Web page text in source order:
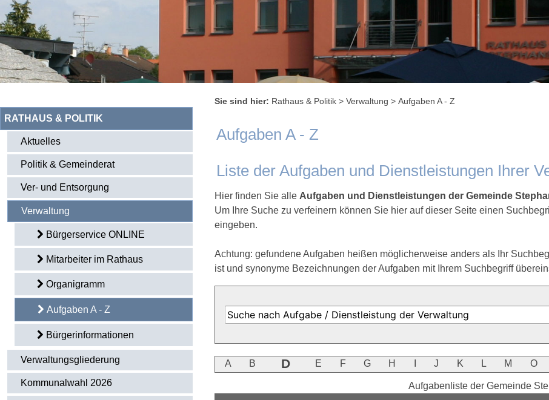
RATHAUS & POLITIK
Aktuelles
Politik & Gemeinderat
Ver- und Entsorgung
Verwaltung
Bürgerservice ONLINE
Mitarbeiter im Rathaus
Organigramm
Aufgaben A - Z
Bürgerinformationen
Verwaltungsgliederung
Kommunalwahl 2026
Sie sind hier: Rathaus & Politik > Verwaltung > Aufgaben A - Z
Aufgaben A - Z
Liste der Aufgaben und Dienstleistungen Ihrer
Hier finden Sie alle Aufgaben und Dienstleistungen der Gemeinde
Um Ihre Suche zu verfeinern können Sie hier auf dieser Seite einen
eingeben.
Achtung: gefundene Aufgaben heißen möglicherweise anders als Ihr
ist und synonyme Bezeichnungen der Aufgaben mit Ihrem Suchbegriff
A B D E F G H J K L M O
Aufgabenliste der Gemeinde